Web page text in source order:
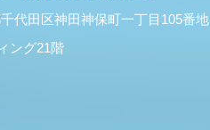
代田区神田神保町一丁目105番地
ング21階